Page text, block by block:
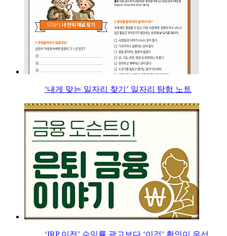
‘내게 맞는 일자리 찾기’ 일자리 탐험 노트